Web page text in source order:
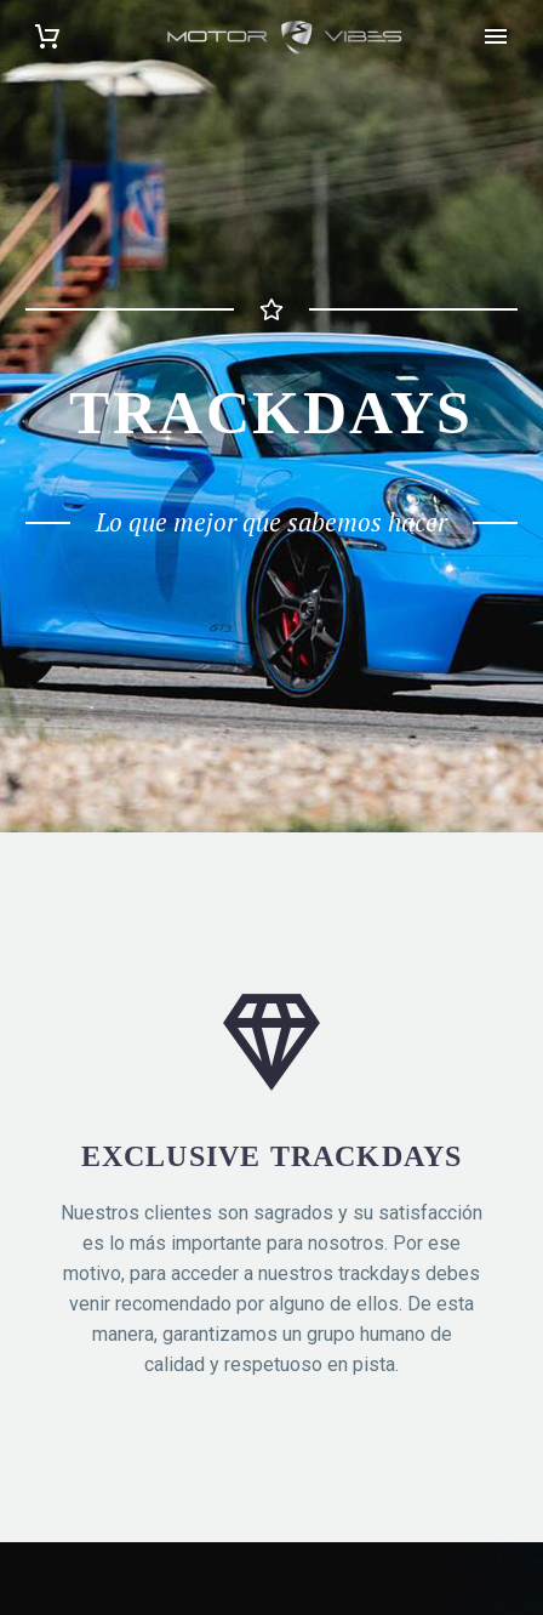
TRACKDAYS
Lo que mejor que sabemos hacer
EXCLUSIVE TRACKDAYS
Nuestros clientes son sagrados y su satisfacción
es lo más importante para nosotros. Por ese
motivo, para acceder a nuestros trackdays debes
venir recomendado por alguno de ellos. De esta
manera, garantizamos un grupo humano de
calidad y respetuoso en pista.